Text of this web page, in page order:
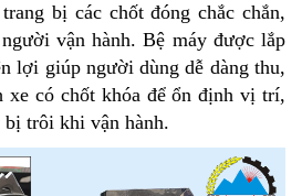
bị các chốt đóng chắc chắn,
vận hành. Bệ máy được lắp
lợi giúp người dùng dễ dàng thu,
xe có chốt khóa để ổn định vị trí,
trôi khi vận hành.